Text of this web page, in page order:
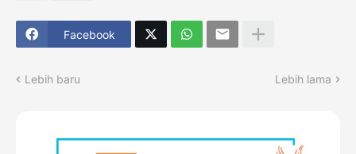
Facebook
Lebih baru Lebih lama